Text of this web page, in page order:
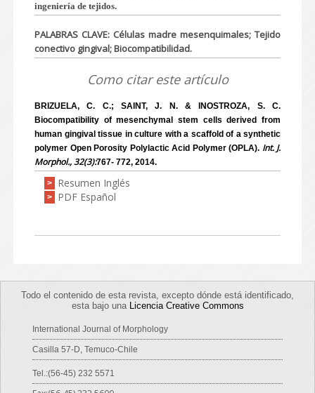
ingeniería de tejidos.
PALABRAS CLAVE: Células madre mesenquimales; Tejido
conectivo gingival; Biocompatibilidad.
Como citar este artículo
BRIZUELA, C. C.; SAINT, J. N. & INOSTROZA, S. C.
Biocompatibility of mesenchymal stem cells derived from
human gingival tissue in culture with a scaffold of a synthetic
polymer Open Porosity Polylactic Acid Polymer (OPLA). Int. J.
Morphol., 32(3):767- 772, 2014.
> Resumen Inglés
> PDF Español
Todo el contenido de esta revista, excepto dónde está identificado,
esta bajo una Licencia Creative Commons
International Journal of Morphology
Casilla 57-D, Temuco-Chile
Tel.:(56-45) 232 5571